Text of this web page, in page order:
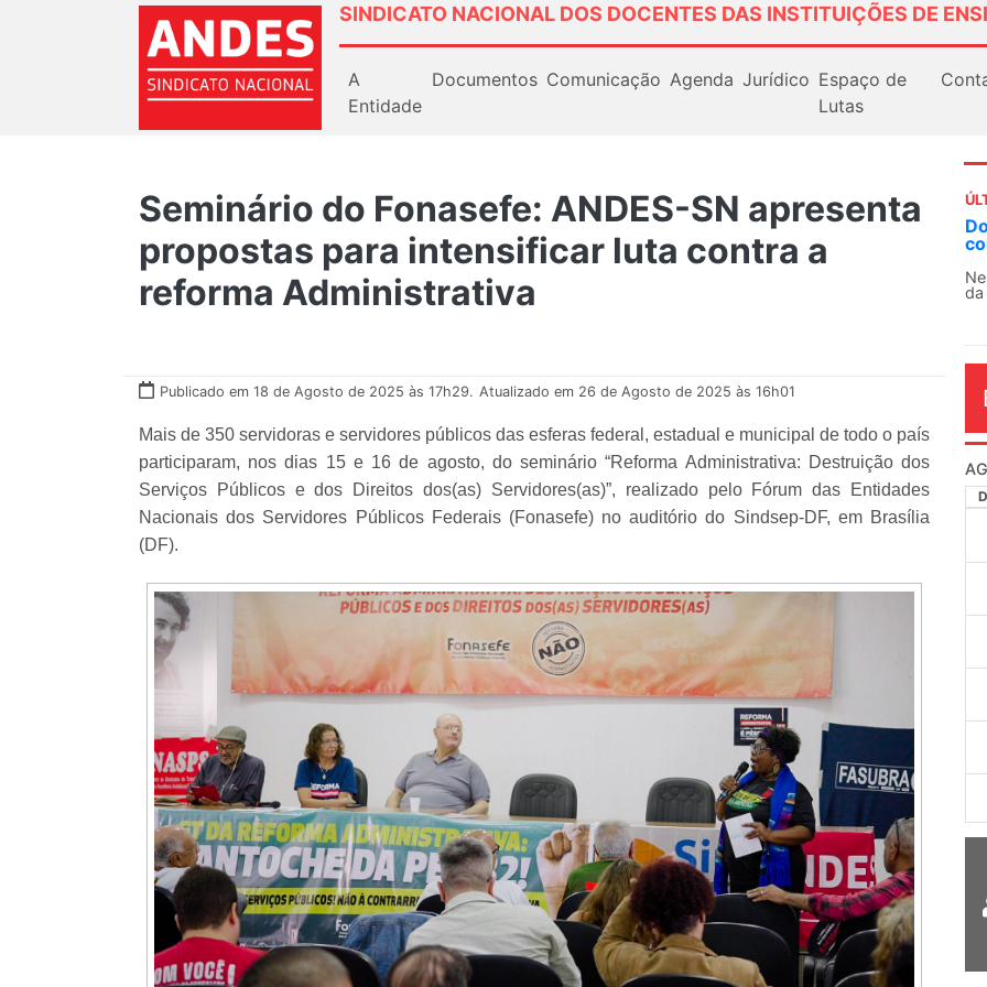
SINDICATO NACIONAL DOS DOCENTES DAS INSTITUIÇÕES DE
A
Entidade
Documentos Comunicação Agenda Jurídico Espaço de
Lutas
Seminário do Fonasefe: ANDES-SN apresenta
propostas para intensificar luta contra a
reforma Administrativa
Publicado em 18 de Agosto de 2025 às 17h29. Atualizado em 26 de Agosto de 2025 às 16h01
Mais de 350 servidoras e servidores públicos das esferas federal, estadual e municipal de todo o país
participaram, nos dias 15 e 16 de agosto, do seminário “Reforma Administrativa: Destruição dos
Serviços Públicos e dos Direitos dos(as) Servidores(as)”, realizado pelo Fórum das Entidades
Nacionais dos Servidores Públicos Federais (Fonasefe) no auditório do Sindsep-DF, em Brasília
(DF).
O